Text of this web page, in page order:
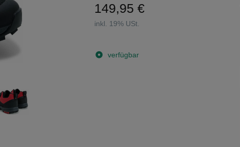
149,95 €
inkl. 19% USt.
verfügbar